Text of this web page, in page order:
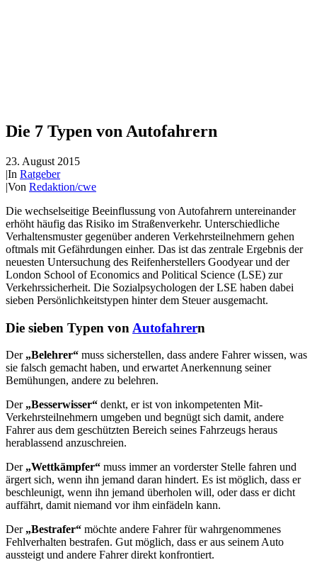
Die 7 Typen von Autofahrern
23. August 2015
|In Ratgeber
|Von Redaktion/cwe
Die wechselseitige Beeinflussung von Autofahrern untereinander
erhöht häufig das Risiko im Straßenverkehr. Unterschiedliche
Verhaltensmuster gegenüber anderen Verkehrsteilnehmern gehen
oftmals mit Gefährdungen einher. Das ist das zentrale Ergebnis der
neuesten Untersuchung des Reifenherstellers Goodyear und der
London School of Economics and Political Science (LSE) zur
Verkehrssicherheit. Die Sozialpsychologen der LSE haben dabei
sieben Persönlichkeitstypen hinter dem Steuer ausgemacht.
Die sieben Typen von Autofahrern
Der „Belehrer“ muss sicherstellen, dass andere Fahrer wissen, was
sie falsch gemacht haben, und erwartet Anerkennung seiner
Bemühungen, andere zu belehren.
Der „Besserwisser“ denkt, er ist von inkompetenten Mit-
Verkehrsteilnehmern umgeben und begnügt sich damit, andere
Fahrer aus dem geschützten Bereich seines Fahrzeugs heraus
herablassend anzuschreien.
Der„Wettkämpfer“ muss immer an vorderster Stelle fahren und
ärgert sich, wenn ihn jemand daran hindert. Es ist möglich, dass er
beschleunigt, wenn ihn jemand überholen will, oder dass er dicht
auffährt, damit niemand vor ihm einfädeln kann.
Der „Bestrafer“ möchte andere Fahrer für wahrgenommenes
Fehlverhalten bestrafen. Gut möglich, dass er aus seinem Auto
aussteigt und andere Fahrer direkt konfrontiert.